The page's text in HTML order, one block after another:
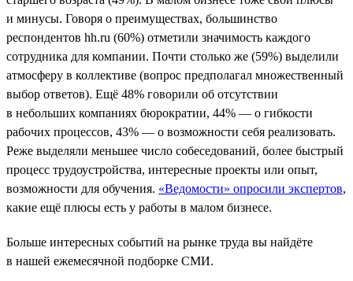
и минусы. Говоря о преимуществах, большинство
респондентов hh.ru (60%) отметили значимость каждого
сотрудника для компании. Почти столько же (59%) выделили
атмосферу в коллективе (вопрос предполагал множественный
выбор ответов). Ещё 48% говорили об отсутствии
в небольших компаниях бюрократии, 44% — о гибкости
рабочих процессов, 43% — о возможности себя реализовать.
Реже выделяли меньшее число собеседований, более быстрый
процесс трудоустройства, интересные проекты или опыт,
возможности для обучения. «Ведомости» опросили экспертов,
какие ещё плюсы есть у работы в малом бизнесе.
Больше интересных событий на рынке труда вы найдёте
в нашей ежемесячной подборке СМИ.